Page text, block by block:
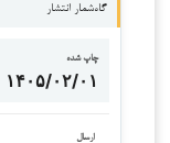
گاه‌شمار انتشار
چاپ شده
۱۴۰۵/۰۲/۰۱
ارسال